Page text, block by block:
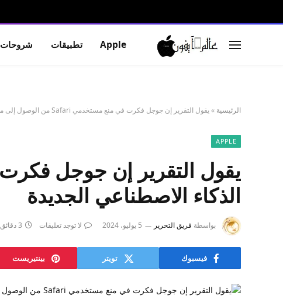
Apple تطبيقات شروحات
الرئيسية »يقول التقرير إن جوجل فكرت في منع مستخدمي Safari من الوصول إلى ميزات الذكاء الاصطناعي الجديدة
APPLE
الذكاء الاصطناعي الجديدة
بواسطة فريق التحرير 5 يوليو، 2024 لا توجد تعليقات 3 دقائق
فيسبوك تويتر بينتيريست